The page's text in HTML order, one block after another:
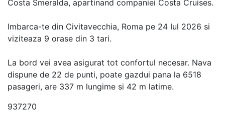
Costa Smeralda, apartinand companiei Costa Cruises.
Imbarca-te din Civitavecchia, Roma pe 24 Iul 2026 si
viziteaza 9 orase din 3 tari.
La bord vei avea asigurat tot confortul necesar. Nava
dispune de 22 de punti, poate gazdui pana la 6518
pasageri, are 337 m lungime si 42 m latime.
937270